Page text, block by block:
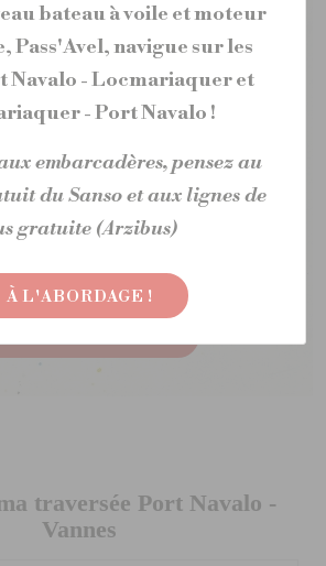
de la gare maritime en direction
Conleau ( environ 6 km
alentours de Vannes, comme par
(cf les idées de boucles).
fortement de réserver à
l'avance.
traversée Port Navalo -
Vannes
bateau à voile et moteur
Pass'Avel, navigue sur les
Navalo - Locmariaquer et
- Port Navalo !
embarcadères, pensez au
du Sanso et aux lignes de
gratuite (Arzibus)
À L'ABORDAGE !